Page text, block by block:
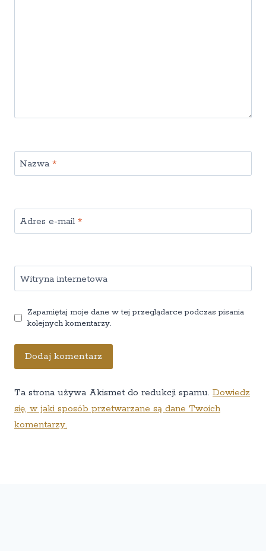
Nazwa *
Adres e-mail *
Witryna internetowa
Zapamiętaj moje dane w tej przeglądarce podczas pisania
kolejnych komentarzy.
Ta strona używa Akismet do redukcji spamu. Dowiedz
się, w jaki sposób przetwarzane są dane Twoich
komentarzy.